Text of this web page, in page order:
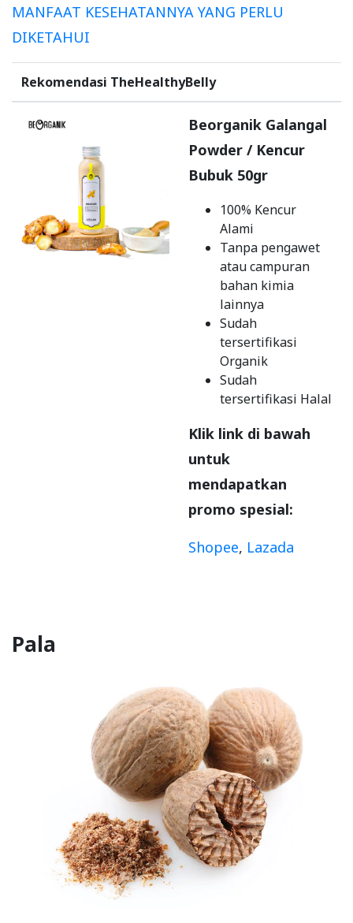
MANFAAT KESEHATANNYA YANG PERLU
DIKETAHUI
Rekomendasi TheHealthyBelly
Beorganik Galangal
Powder / Kencur
Bubuk 50gr
100% Kencur
Alami
Tanpa pengawet
atau campuran
bahan kimia
lainnya
Sudah
tersertifikasi
Organik
Sudah
tersertifikasi Halal
Klik link di bawah
untuk
mendapatkan
promo spesial:
Shopee, Lazada
Pala